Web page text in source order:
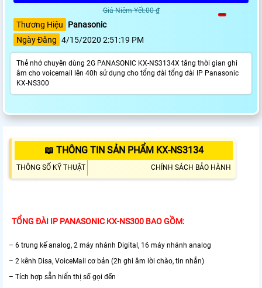
Giá Niêm Yết:00 ₫
Thương Hiệu
Panasonic
Ngày Đăng 4/15/2020 2:51:19 PM
Thẻ nhớ chuyên dùng 2G PANASONIC KX-NS3134X tăng thời gian ghi
âm cho voicemail lên 40h sử dụng cho tổng đài tổng đài IP Panasonic
KX-NS300
📖 THÔNG TIN SẢN PHẨM KX-NS3134
THÔNG SỐ KỸ THUẬT CHÍNH SÁCH BẢO HÀNH
TỔNG ĐÀI IP PANASONIC KX-NS300 BAO GỒM:
– 6 trung kế analog, 2 máy nhánh Digital, 16 máy nhánh analog
– 2 kênh Disa, VoiceMail cơ bản (2h ghi âm lời chào, tin nhắn)
– Tích hợp sẵn hiển thị số gọi đến